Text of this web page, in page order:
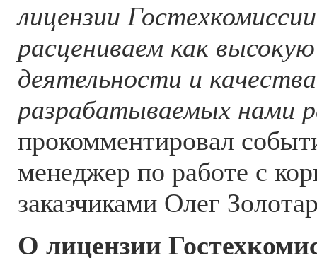
лицензии
расцениваем как
деятельности и качества
разрабатываемых нами
прокомментировал
менеджер по работе с
заказчиками Олег
О лицензии